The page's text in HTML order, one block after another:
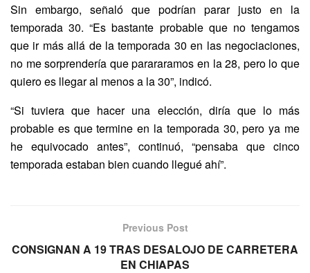
Sin embargo, señaló que podrían parar justo en la
temporada 30. “Es bastante probable que no tengamos
que ir más allá de la temporada 30 en las negociaciones,
no me sorprendería que parararamos en la 28, pero lo que
quiero es llegar al menos a la 30”, indicó.
“Si tuviera que hacer una elección, diría que lo más
probable es que termine en la temporada 30, pero ya me
he equivocado antes”, continuó, “pensaba que cinco
temporada estaban bien cuando llegué ahí”.
Previous Post
CONSIGNAN A 19 TRAS DESALOJO DE CARRETERA
EN CHIAPAS